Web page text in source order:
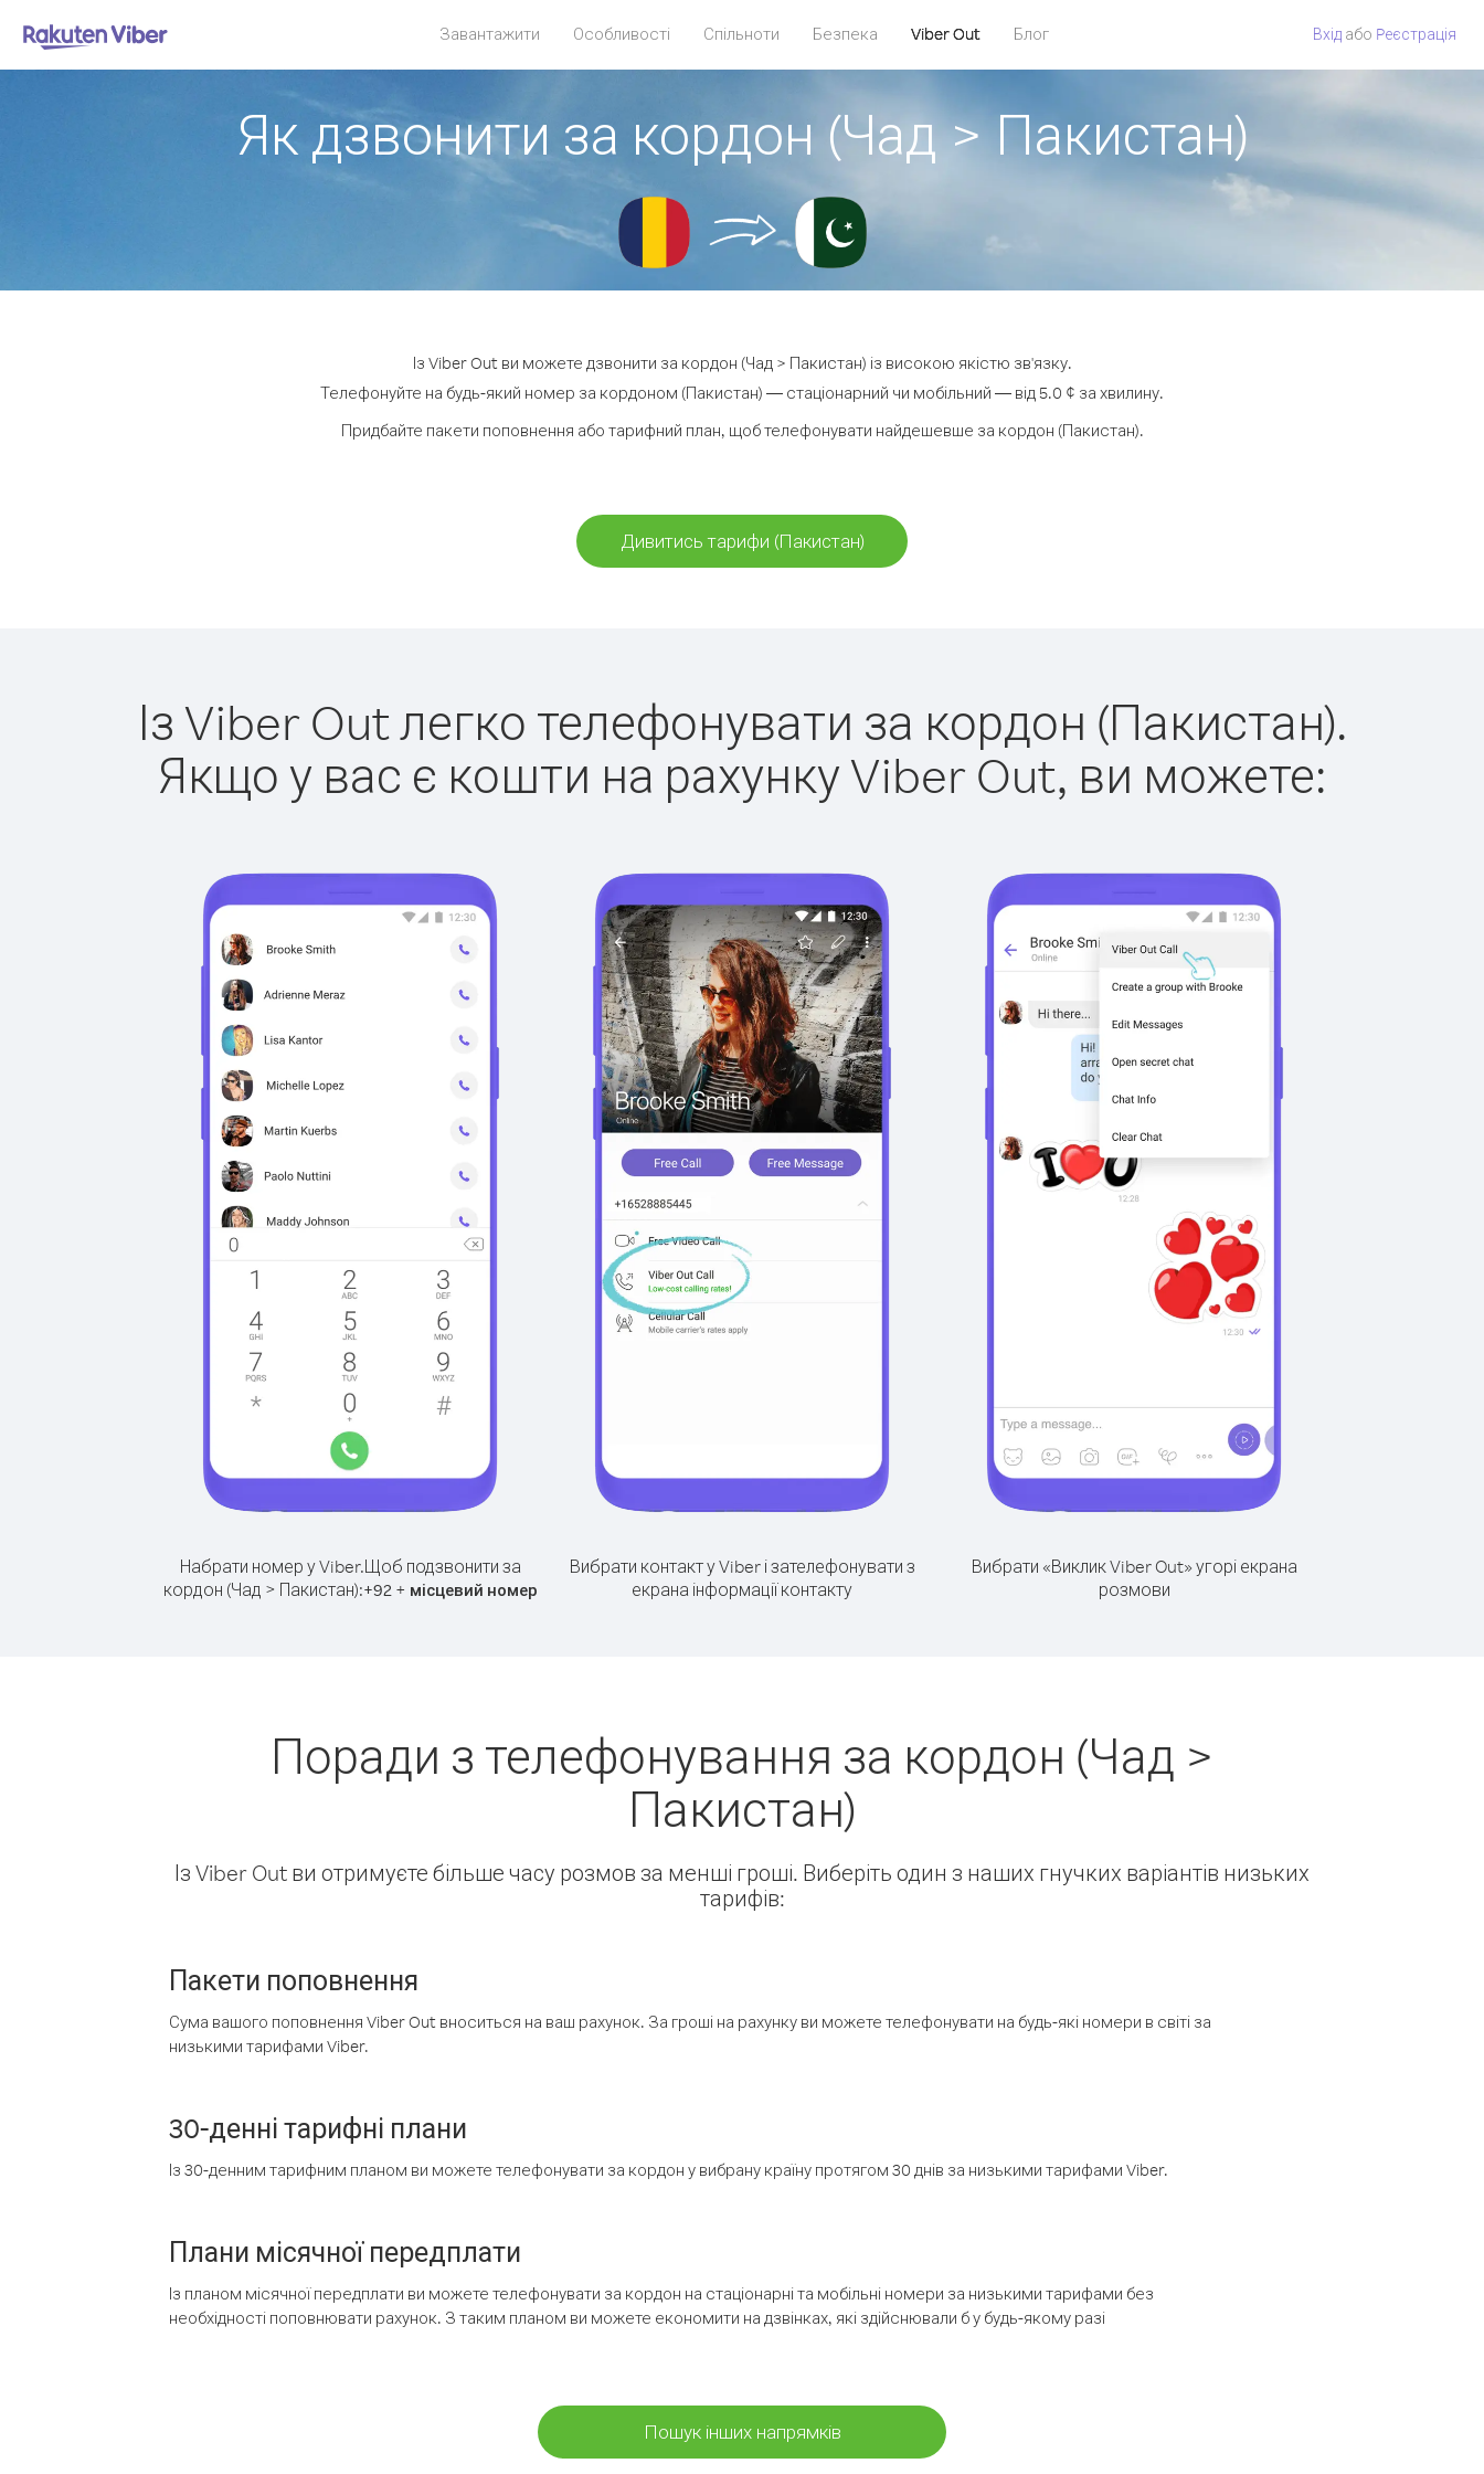
Завантажити Особливості Спільноти Безпека Viber Out Блог Вхід або Pеєстрація
Як дзвонити за кордон (Чад > Пакистан)
Із Viber Out ви можете дзвонити за кордон (Чад > Пакистан) із високою якістю зв'язку.
Телефонуйте на будь-який номер за кордоном (Пакистан) — стаціонарний чи мобільний — від 5.0 ¢ за хвилину.
Придбайте пакети поповнення або тарифний план, щоб телефонувати найдешевше за кордон (Пакистан).
Дивитись тарифи (Пакистан)
Із Viber Out легко телефонувати за кордон (Пакистан).
Якщо у вас є кошти на рахунку Viber Out, ви можете:
Набрати номер у Viber.Щоб подзвонити за
кордон (Чад > Пакистан):+92+ місцевий номер
Вибрати контакт у Viber і зателефонувати з
екрана інформації контакту
Вибрати «Виклик Viber Out» угорі екрана
розмови
Поради з телефонування за кордон (Чад >
Пакистан)
Із Viber Out ви отримуєте більше часу розмов за менші гроші. Виберіть один з наших гнучких варіантів низьких
тарифів:
Пакети поповнення
Сума вашого поповнення Viber Out вноситься на ваш рахунок. За гроші на рахунку ви можете телефонувати на будь-які номери в світі за
низькими тарифами Viber.
30-денні тарифні плани
Із 30-денним тарифним планом ви можете телефонувати за кордон у вибрану країну протягом 30 днів за низькими тарифами Viber.
Плани місячної передплати
Із планом місячної передплати ви можете телефонувати за кордон на стаціонарні та мобільні номери за низькими тарифами без
необхідності поповнювати рахунок. З таким планом ви можете економити на дзвінках, які здійснювали б у будь-якому разі
Пошук інших напрямків